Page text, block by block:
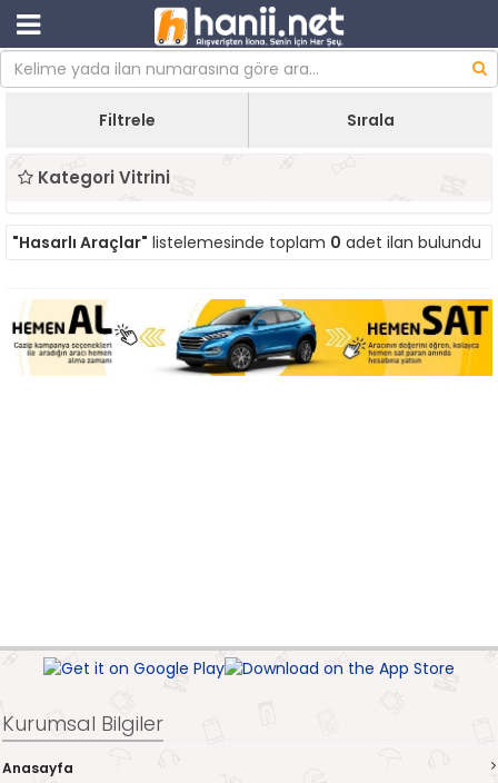
Filtrele Sırala
Kategori Vitrini
"Hasarlı Araçlar" listelemesinde toplam 0 adet ilan bulundu
Kurumsal Bilgiler
Anasayfa